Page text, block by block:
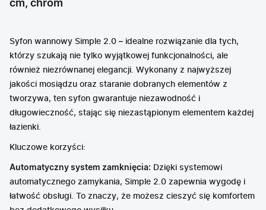
cm, chrom
Syfon wannowy Simple 2.0 – idealne rozwiązanie dla tych,
którzy szukają nie tylko wyjątkowej funkcjonalności, ale
również niezrównanej elegancji. Wykonany z najwyższej
jakości mosiądzu oraz staranie dobranych elementów z
tworzywa, ten syfon gwarantuje niezawodność i
długowieczność, stając się niezastąpionym elementem każdej
łazienki.
Kluczowe korzyści:
Automatyczny system zamknięcia: Dzięki systemowi
automatycznego zamykania, Simple 2.0 zapewnia wygodę i
łatwość obsługi. To znaczy, że możesz cieszyć się komfortem